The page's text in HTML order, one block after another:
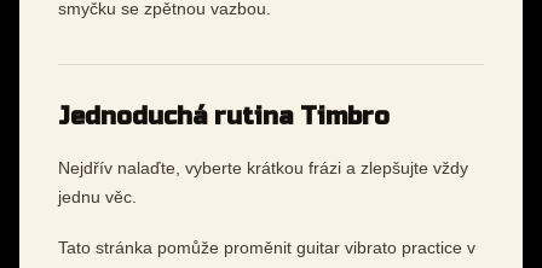
smyčku se zpětnou vazbou.
Jednoduchá rutina Timbro
Nejdřív nalaďte, vyberte krátkou frázi a zlepšujte vždy
jednu věc.
Tato stránka pomůže proměnit guitar vibrato practice v